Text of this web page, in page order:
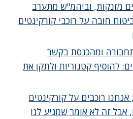
מזנקות, וביהמ"ש מתערב
חובה על רוכבי קורקינטים
ומהכנסת בקשר
להוסיף קטגוריות ולתקן את
רוכבים על קורקינטים
אבל זה לא אומר שמגיע לנו